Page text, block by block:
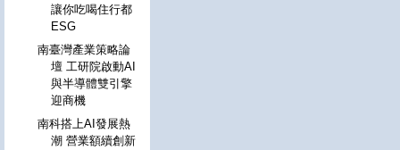
讓你吃喝住行都
ESG
南臺灣產業策略論
壇 工研院啟動AI
與半導體雙引擎
迎商機
南科搭上AI發展熱
潮 營業額續創新